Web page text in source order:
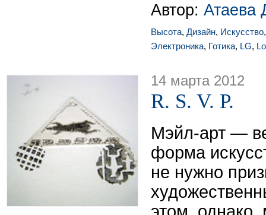
Автор: Атаева
Высота, Дизайн, Искусство
Электроника, Готика, LG,
14 марта 2012
R. S. V. P.
Мэйл-арт —
форма
не нужно